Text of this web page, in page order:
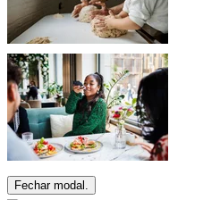
Fechar modal.